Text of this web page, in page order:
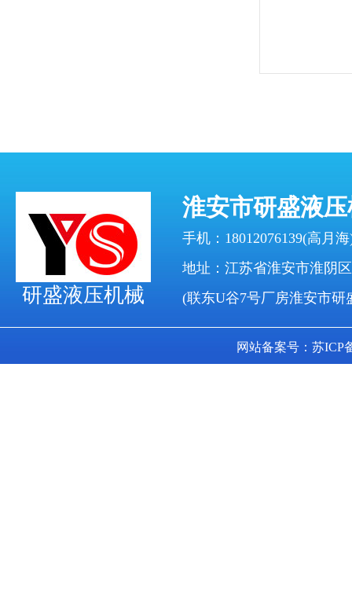
研盛液压机械
淮安市研盛液
手机：18012076139(高月
地址：江苏省淮安市淮阴
(联东U谷7号厂房淮安市研
网站备案号：苏ICP